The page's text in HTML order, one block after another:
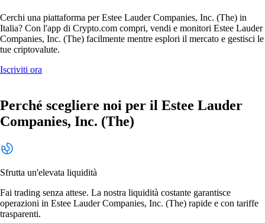
Cerchi una piattaforma per Estee Lauder Companies, Inc. (The) in
Italia? Con l'app di Crypto.com compri, vendi e monitori Estee Lauder
Companies, Inc. (The) facilmente mentre esplori il mercato e gestisci le
tue criptovalute.
Iscriviti ora